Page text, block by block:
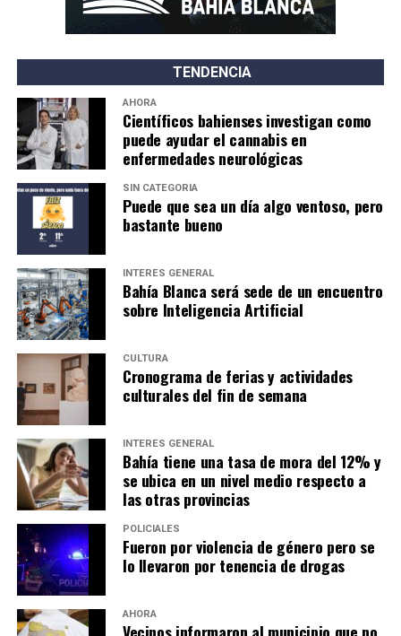
TENDENCIA
AHORA
Científicos bahienses investigan como
puede ayudar el cannabis en
enfermedades neurológicas
SIN CATEGORÍA
Puede que sea un día algo ventoso, pero
bastante bueno
INTERÉS GENERAL
Bahía Blanca será sede de un encuentro
sobre Inteligencia Artificial
CULTURA
Cronograma de ferias y actividades
culturales del fin de semana
INTERÉS GENERAL
Bahía tiene una tasa de mora del 12% y
se ubica en un nivel medio respecto a
las otras provincias
POLICIALES
Fueron por violencia de género pero se
lo llevaron por tenencia de drogas
AHORA
Vecinos informaron al municipio que no